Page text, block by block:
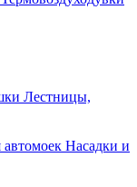
Лестницы,
Насадки и